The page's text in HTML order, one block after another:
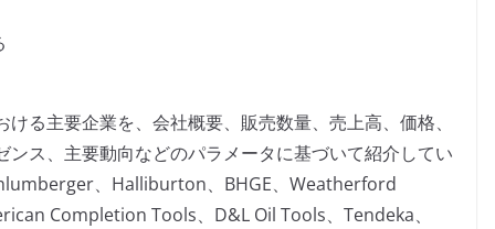
る主要企業を、会社概要、販売数量、売上高、価格、
ス、主要動向などのパラメータに基づいて紹介してい
、Halliburton、BHGE、Weatherford
Completion Tools、D&L Oil Tools、Tendeka、